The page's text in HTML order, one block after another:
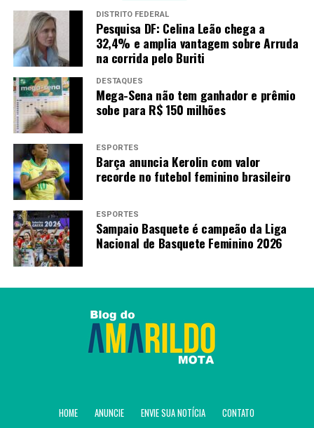
DISTRITO FEDERAL
Pesquisa DF: Celina Leão chega a
32,4% e amplia vantagem sobre Arruda
na corrida pelo Buriti
DESTAQUES
Mega-Sena não tem ganhador e prêmio
sobe para R$ 150 milhões
ESPORTES
Barça anuncia Kerolin com valor
recorde no futebol feminino brasileiro
ESPORTES
Sampaio Basquete é campeão da Liga
Nacional de Basquete Feminino 2026
HOME ANUNCIE ENVIE SUA NOTÍCIA CONTATO